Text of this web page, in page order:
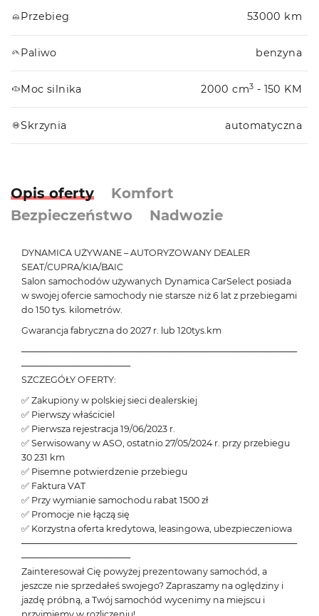
Przebieg 53000 km
Paliwo benzyna
Moc silnika 2000 cm3 - 150 KM
Skrzynia automatyczna
Opis oferty
Komfort
Bezpieczeństwo
Nadwozie
DYNAMICA UŻYWANE – AUTORYZOWANY DEALER
SEAT/CUPRA/KIA/BAIC
Salon samochodów używanych Dynamica CarSelect posiada
w swojej ofercie samochody nie starsze niż 6 lat z przebiegami
do 150 tys. kilometrów.
Gwarancja fabryczna do 2027 r. lub 120tys.km
───────────────────────────────────────────
─────────────────
SZCZEGÓŁY OFERTY:
✅ Zakupiony w polskiej sieci dealerskiej
✅ Pierwszy właściciel
✅ Pierwsza rejestracja 19/06/2023 r.
✅ Serwisowany w ASO, ostatnio 27/05/2024 r. przy przebiegu
30 231 km
✅ Pisemne potwierdzenie przebiegu
✅ Faktura VAT
✅ Przy wymianie samochodu rabat 1500 zł
✅ Promocje nie łączą się
✅ Korzystna oferta kredytowa, leasingowa, ubezpieczeniowa
───────────────────────────────────────────
─────────────────
Zainteresował Cię powyżej prezentowany samochód, a
jeszcze nie sprzedałeś swojego? Zapraszamy na oględziny i
jazdę próbną, a Twój samochód wycenimy na miejscu i